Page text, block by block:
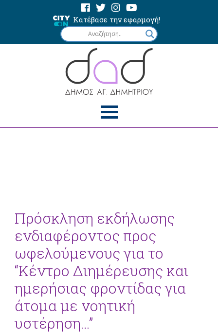
Κατέβασε την εφαρμογή!
Πρόσκληση εκδήλωσης
ενδιαφέροντος προς
ωφελούμενους για το
“Κέντρο Διημέρευσης και
ημερήσιας φροντίδας για
άτομα με νοητική
υστέρηση…”